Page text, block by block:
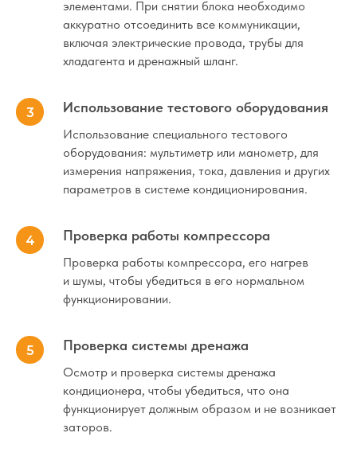
элементами. При снятии блока необходимо
аккуратно отсоединить все коммуникации,
включая электрические провода, трубы для
хладагента и дренажный шланг.
Использование тестового оборудования
Использование специального тестового
оборудования: мультиметр или манометр, для
измерения напряжения, тока, давления и других
параметров в системе кондиционирования.
Проверка работы компрессора
Проверка работы компрессора, его нагрев
и шумы, чтобы убедиться в его нормальном
функционировании.
Проверка системы дренажа
Осмотр и проверка системы дренажа
кондиционера, чтобы убедиться, что она
функционирует должным образом и не возникает
заторов.
Заправка, дозаправка
Ремонт